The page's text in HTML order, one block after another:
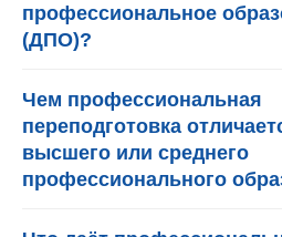
профессиональное
(ДПО)?
Чем профессиональная
переподготовка
высшего или среднего
профессионального